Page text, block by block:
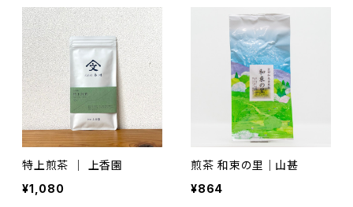
特上煎茶 ｜ 上香園
¥1,080
煎茶 和束の里｜山甚
¥864